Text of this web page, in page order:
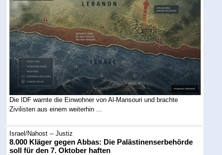
Die IDF warnte die Einwohner von Al-Mansouri und brachte
Zivilisten aus einem weiterhin ...
Israel/Nahost -- Justiz
8.000 Kläger gegen Abbas: Die Palästinenserbehörde
soll für den 7. Oktober haften